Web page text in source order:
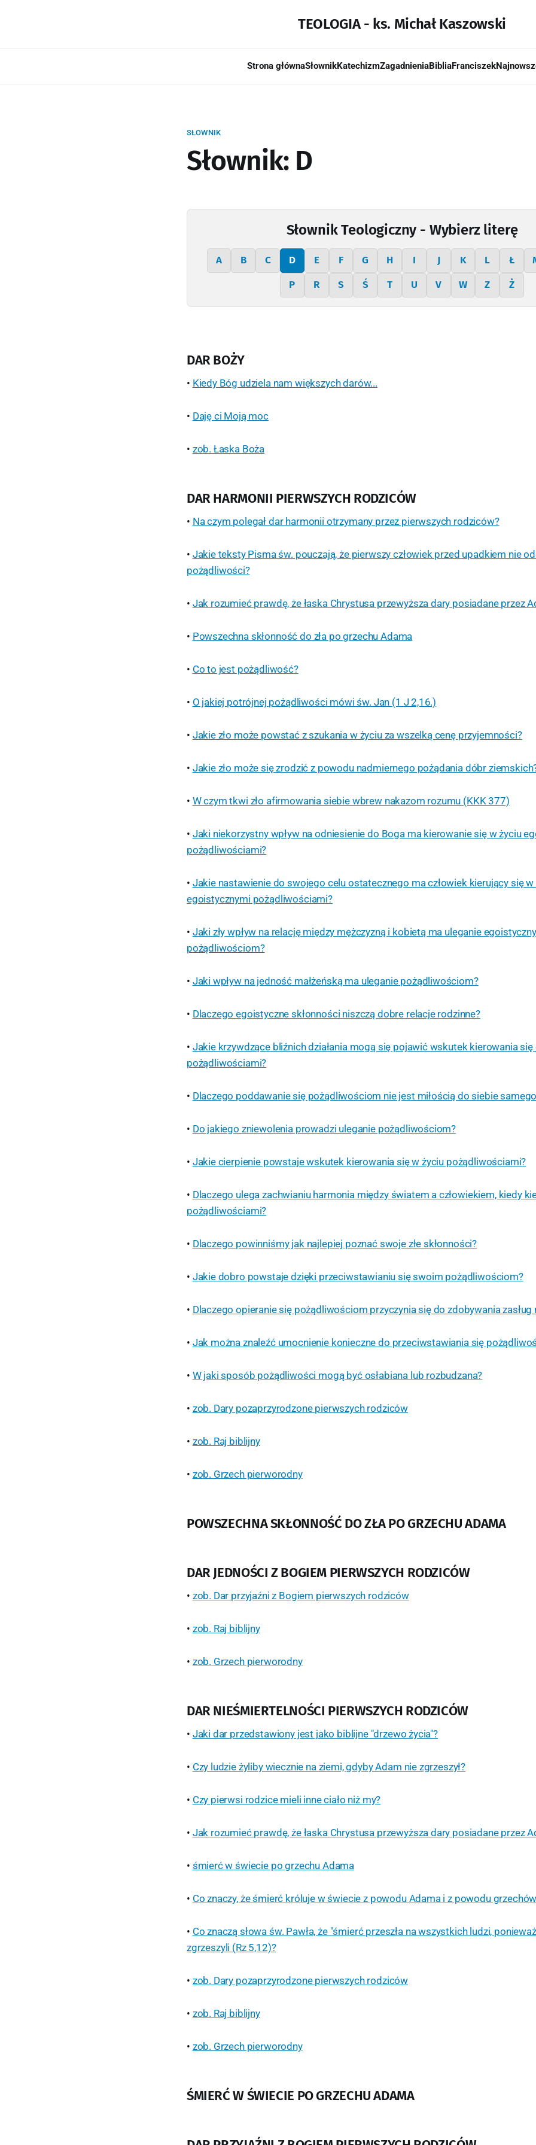
TEOLOGIA - ks. Michał Kaszowski
Strona głównaSłownikKatechizmZagadnieniaBibliaFranciszek
SŁOWNIK
Słownik: D
Słownik Teologiczny - Wybierz literę
A B C D E F G H I J K L Ł
P
R S Ś T U V W Z Ż
DAR BOŻY
• Kiedy Bóg udziela nam większych darów...
• Daję ci Moją moc
• zob. Łaska Boża
DAR HARMONII PIERWSZYCH RODZICÓW
• Na czym polegał dar harmonii otrzymany przez pierwszych rodziców?
• Jakie teksty Pisma św. pouczają, że pierwszy człowiek przed upadkiem nie
pożądliwości?
• Jak rozumieć prawdę, że łaska Chrystusa przewyższa dary posiadane przez
• Powszechna skłonność do zła po grzechu Adama
• Co to jest pożądliwość?
• O jakiej potrójnej pożądliwości mówi św. Jan (1 J 2,16.)
• Jakie zło może powstać z szukania w życiu za wszelką cenę przyjemności?
• Jakie zło może się zrodzić z powodu nadmiernego pożądania dóbr
• W czym tkwi zło afirmowania siebie wbrew nakazom rozumu (KKK 377)
• Jaki niekorzystny wpływ na odniesienie do Boga ma kierowanie się w życiu
pożądliwościami?
• Jakie nastawienie do swojego celu ostatecznego ma człowiek kierujący się w
egoistycznymi pożądliwościami?
• Jaki zły wpływ na relację między mężczyzną i kobietą ma uleganie
pożądliwościom?
• Jaki wpływ na jedność małżeńską ma uleganie pożądliwościom?
• Dlaczego egoistyczne skłonności niszczą dobre relacje rodzinne?
• Jakie krzywdzące bliźnich działania mogą się pojawić wskutek kierowania
pożądliwościami?
• Dlaczego poddawanie się pożądliwościom nie jest miłością do siebie
• Do jakiego zniewolenia prowadzi uleganie pożądliwościom?
• Jakie cierpienie powstaje wskutek kierowania się w życiu pożądliwościami?
• Dlaczego ulega zachwianiu harmonia między światem a człowiekiem, kiedy
pożądliwościami?
• Dlaczego powinniśmy jak najlepiej poznać swoje złe skłonności?
• Jakie dobro powstaje dzięki przeciwstawianiu się swoim pożądliwościom?
• Dlaczego opieranie się pożądliwościom przyczynia się do zdobywania zasług
• Jak można znaleźć umocnienie konieczne do przeciwstawiania się
• W jaki sposób pożądliwości mogą być osłabiana lub rozbudzana?
• zob. Dary pozaprzyrodzone pierwszych rodziców
• zob. Raj biblijny
• zob. Grzech pierworodny
POWSZECHNA SKŁONNOŚĆ DO ZŁA PO GRZECHU ADAMA
DAR JEDNOŚCI Z BOGIEM PIERWSZYCH RODZICÓW
• zob. Dar przyjaźni z Bogiem pierwszych rodziców
• zob. Raj biblijny
• zob. Grzech pierworodny
DAR NIEŚMIERTELNOŚCI PIERWSZYCH RODZICÓW
• Jaki dar przedstawiony jest jako biblijne "drzewo życia"?
• Czy ludzie żyliby wiecznie na ziemi, gdyby Adam nie zgrzeszył?
• Czy pierwsi rodzice mieli inne ciało niż my?
• Jak rozumieć prawdę, że łaska Chrystusa przewyższa dary posiadane przez
• śmierć w świecie po grzechu Adama
• Co znaczy, że śmierć króluje w świecie z powodu Adama i z powodu
• Co znaczą słowa św. Pawła, że "śmierć przeszła na wszystkich ludzi,
zgrzeszyli (Rz 5,12)?
• zob. Dary pozaprzyrodzone pierwszych rodziców
• zob. Raj biblijny
• zob. Grzech pierworodny
ŚMIERĆ W ŚWIECIE PO GRZECHU ADAMA